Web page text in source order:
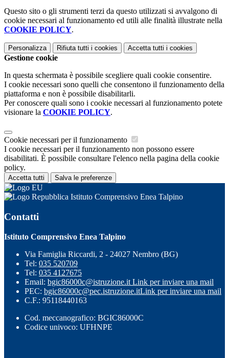
Questo sito o gli strumenti terzi da questo utilizzati si avvalgono di
cookie necessari al funzionamento ed utili alle finalità illustrate nella
COOKIE POLICY.
Personalizza Rifiuta tutti i cookies Accetta tutti i cookies
Gestione cookie
In questa schermata è possibile scegliere quali cookie consentire.
I cookie necessari sono quelli che consentono il funzionamento della
piattaforma e non è possibile disabilitarli.
Per conoscere quali sono i cookie necessari al funzionamento potete
visionare la COOKIE POLICY.
Cookie necessari per il funzionamento
I cookie necessari per il funzionamento non possono essere
disabilitati. È possibile consultare l'elenco nella pagina della cookie
policy.
Accetta tutti Salva le preferenze
Istituto Comprensivo Enea Talpino
Contatti
Istituto Comprensivo Enea Talpino
Via Famiglia Riccardi, 2 - 24027 Nembro (BG)
Tel: 035 520709
Tel: 035 4127675
Email: bgic86000c@istruzione.it Link per inviare una mail
PEC: bgic86000c@pec.istruzione.itLink per inviare una mail
C.F.: 95118440163
Cod. meccanografico: BGIC86000C
Codice univoco: UFHNPE